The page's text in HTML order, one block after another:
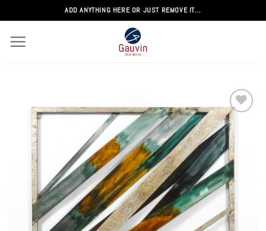
au
contenu
ADD ANYTHING HERE OR JUST REMOVE IT...
Add to
wishlist